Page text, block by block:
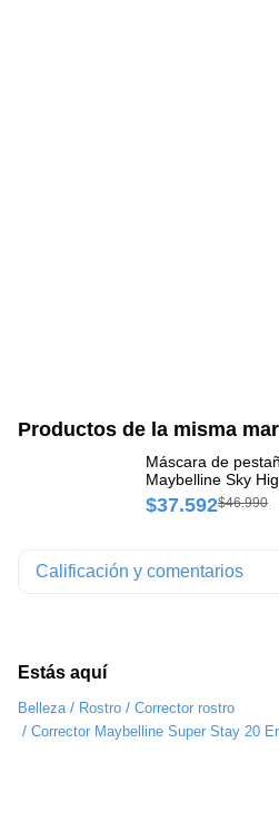
Estás aquí
Belleza / Rostro / Corrector rostro
/ Corrector Maybelline Super Stay 20
Productos de la misma
Máscara de
Maybelline Sky
Waterproof
$37.592$46.990
Calificación y comentarios